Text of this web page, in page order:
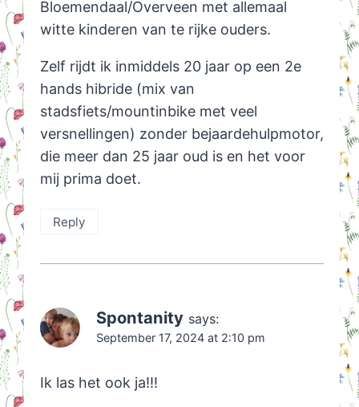
Bloemendaal/Overveen met allemaal
witte kinderen van te rijke ouders.
Zelf rijdt ik inmiddels 20 jaar op een 2e
hands hibride (mix van
stadsfiets/mountinbike met veel
versnellingen) zonder bejaardehulpmotor,
die meer dan 25 jaar oud is en het voor
mij prima doet.
Reply
Spontanity says:
September 17, 2024 at 2:10 pm
Ik las het ook ja!!!